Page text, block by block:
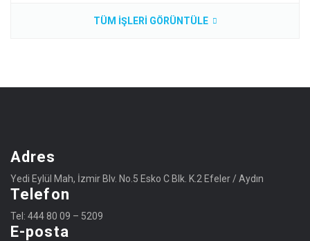
TÜM IŞLERI GÖRÜNTÜLE
Adres
Yedi Eylül Mah, İzmir Blv. No.5 Esko C Blk. K.2 Efeler / Aydın
Telefon
Tel: 444 80 09 – 5209
E-posta